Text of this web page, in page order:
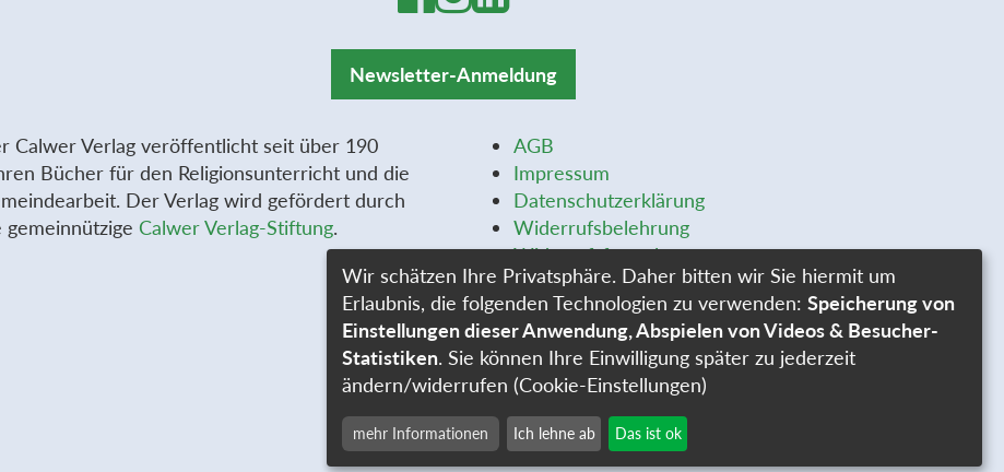
Newsletter-Anmeldung
Calwer Verlag veröffentlicht seit über 190
Bücher für den Religionsunterricht und die
Der Verlag wird gefördert durch
gemeinnützige Calwer Verlag-Stiftung.
AGB
Impressum
Datenschutzerklärung
Widerrufsbelehrung
Widerrufsformular
Stellenangebote
Cookie-Einstellungen
Wir schätzen Ihre Privatsphäre. Daher bitten wir Sie hiermit um
Erlaubnis, die folgenden Technologien zu verwenden: Speicherung von
Einstellungen dieser Anwendung, Abspielen von Videos & Besucher-
Statistiken. Sie können Ihre Einwilligung später zu jederzeit
ändern/widerrufen (Cookie-Einstellungen)
mehr Informationen Ich lehne ab Das ist ok